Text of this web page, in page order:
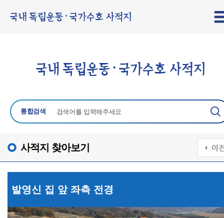
통합검색
사적지 찾아보기
발영신 집 앞 좌측 전경